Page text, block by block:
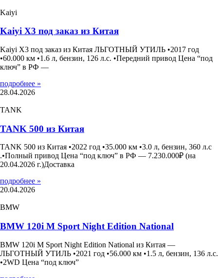
Kaiyi
Kaiyi X3 под заказ из Китая
Kaiyi X3 под заказ из Китая ЛЬГОТНЫЙ УТИЛЬ •2017 год
•60.000 км •1.6 л, бензин, 126 л.с. •Передний привод Цена “под
ключ” в РФ —
подробнее »
28.04.2026
TANK
TANK 500 из Китая
TANK 500 из Китая •2022 год •35.000 км •3.0 л, бензин, 360 л.с
.•Полный привод Цена “под ключ” в РФ — 7.230.000₽ (на
20.04.2026 г.)Доставка
подробнее »
20.04.2026
BMW
BMW 120i M Sport Night Edition National
BMW 120i M Sport Night Edition National из Китая —
ЛЬГОТНЫЙ УТИЛЬ •2021 год •56.000 км •1.5 л, бензин, 136 л.с.
•2WD Цена “под ключ”